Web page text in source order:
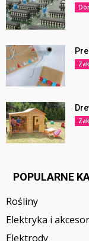
POPULARNE
Rośliny
Elektryka i
Elektrody